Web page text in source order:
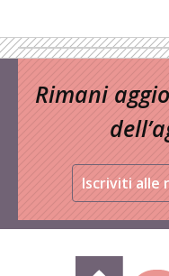
Rimani
Iscriviti alle